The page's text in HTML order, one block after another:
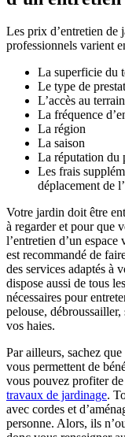
Les prix d’entretien de
professionnels varient
La superficie du
Le type de
L’accès au terrain
La fréquence
La région
La saison
La réputation du
Les frais
déplacement de
Votre jardin doit être
à regarder et pour que
l’entretien d’un espace
est recommandé de
des services adaptés à
dispose aussi de tous
nécessaires pour
pelouse,
vos haies.
Par ailleurs, sachez
vous permettent de
vous pouvez profiter
travaux de jardinage.
avec cordes et
personne. Alors, ils